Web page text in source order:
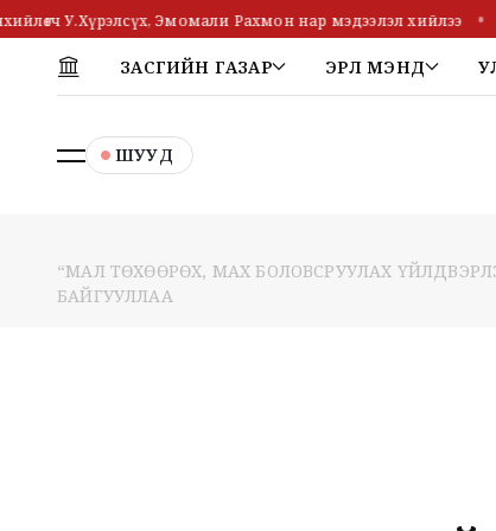
У.Хүрэлсүх, Эмомали Рахмон нар мэдээлэл хийлээ
ЗАСГИЙН ГАЗАР ЭРҮҮЛ МЭНД
ШУУД
“МАЛ ТӨХӨӨРӨХ, МАХ БОЛОВСРУУЛАХ
БАЙГУУЛЛАА